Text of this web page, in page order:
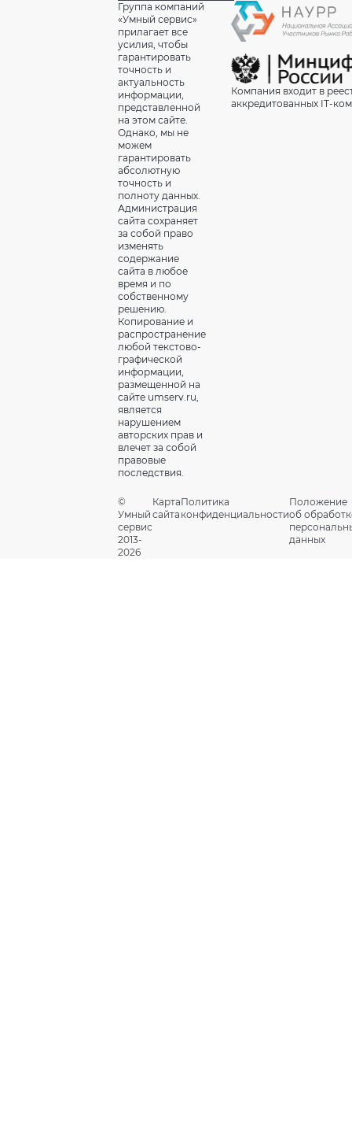
Группа компаний
«Умный сервис»
прилагает все
усилия, чтобы
гарантировать
точность и
актуальность
информации,
представленной
на этом сайте.
Однако, мы не
можем
гарантировать
абсолютную
точность и
полноту данных.
Администрация
сайта сохраняет
за собой право
изменять
содержание
сайта в любое
время и по
собственному
решению.
Копирование и
распространение
любой текстово-
графической
информации,
размещенной на
сайте umserv.ru,
является
нарушением
авторских прав и
влечет за собой
правовые
последствия.
Компания входит в
аккредитованных IT-
©
Умный
сервис
2013-
2026
Карта
сайта
Политика
конфиденциальности
Положение
об
данных